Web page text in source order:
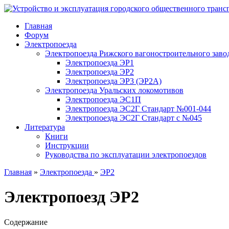
Главная
Форум
Электропоезда
Электропоезда Рижского вагоностроительного
Электропоезда ЭР1
Электропоезда ЭР2
Электропоезда ЭР3 (ЭР2А)
Электропоезда Уральских локомотивов
Электропоезда ЭС1П
Электропоезда ЭС2Г Стандарт №001-044
Электропоезда ЭС2Г Стандарт с №045
Литература
Книги
Инструкции
Руководства по эксплуатации электропоездов
Главная » Электропоезда » ЭР2
Электропоезд ЭР2
Содержание